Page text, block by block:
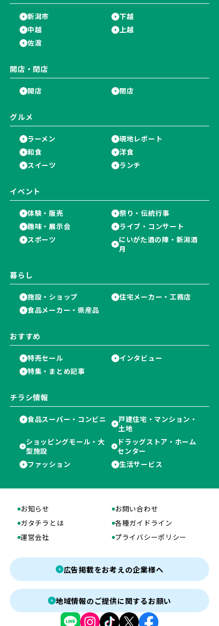
新潟市
下越
中越
上越
佐渡
開店・閉店
開店 閉店
グルメ
ラーメン
現地レポート
和食
洋食
スイーツ
ランチ
イベント
体験・販売
祭り・伝統行事
趣味・展示会
ライブ・コンサート
スポーツ
にいがた酒の陣・新潟酒
月
暮らし
施設・ショップ
住宅メーカー・工務店
食品メーカー・県産品
おすすめ
特売セール
インタビュー
特集・まとめ記事
チラシ情報
食品スーパー・コンビニ
戸建住宅・マンション・
土地
ショッピングモール・大
型施設
ドラッグストア・ホーム
センター
ファッション
生活サービス
お知らせ
お問い合わせ
ガタチラとは
各種ガイドライン
運営会社
プライバシーポリシー
広告掲載をお考えの企業様へ
地域情報のご提供に関するお願い